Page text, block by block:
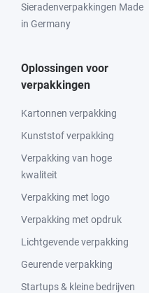
Sieradenverpakkingen Made
in Germany
Oplossingen voor
verpakkingen
Kartonnen verpakking
Kunststof verpakking
Verpakking van hoge
kwaliteit
Verpakking met logo
Verpakking met opdruk
Lichtgevende verpakking
Geurende verpakking
Startups & kleine bedrijven